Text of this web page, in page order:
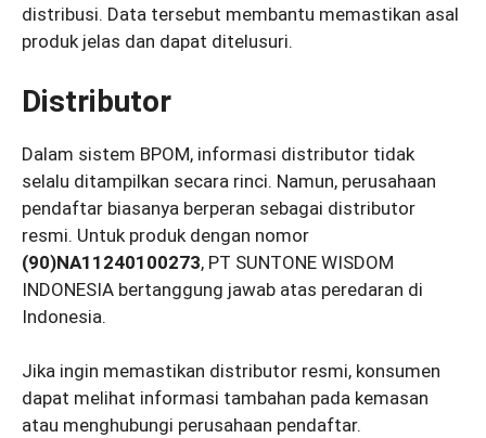
distribusi. Data tersebut membantu memastikan asal
produk jelas dan dapat ditelusuri.
Distributor
Dalam sistem BPOM, informasi distributor tidak
selalu ditampilkan secara rinci. Namun, perusahaan
pendaftar biasanya berperan sebagai distributor
resmi. Untuk produk dengan nomor
(90)NA11240100273, PT SUNTONE WISDOM
INDONESIA bertanggung jawab atas peredaran di
Indonesia.
Jika ingin memastikan distributor resmi, konsumen
dapat melihat informasi tambahan pada kemasan
atau menghubungi perusahaan pendaftar.